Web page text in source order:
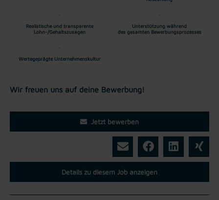
Realistische und transparente
Lohn-/Gehaltszusagen
Unterstützung während
des gesamten Bewerbungsprozesses
Wertegeprägte Unternehmenskultur
Wir freuen uns auf deine Bewerbung!
Jetzt bewerben
Details zu diesem Job anzeigen